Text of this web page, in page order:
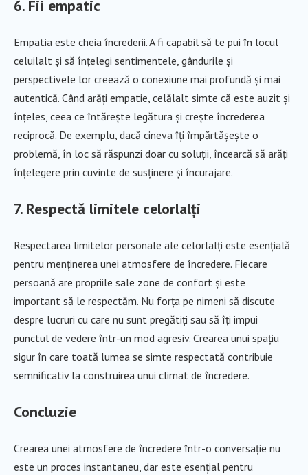
6. Fii empatic
Empatia este cheia încrederii. A fi capabil să te pui în locul
celuilalt și să înțelegi sentimentele, gândurile și
perspectivele lor creează o conexiune mai profundă și mai
autentică. Când arăți empatie, celălalt simte că este auzit și
înțeles, ceea ce întărește legătura și crește încrederea
reciprocă. De exemplu, dacă cineva îți împărtășește o
problemă, în loc să răspunzi doar cu soluții, încearcă să arăți
înțelegere prin cuvinte de susținere și încurajare.
7. Respectă limitele celorlalți
Respectarea limitelor personale ale celorlalți este esențială
pentru menținerea unei atmosfere de încredere. Fiecare
persoană are propriile sale zone de confort și este
important să le respectăm. Nu forța pe nimeni să discute
despre lucruri cu care nu sunt pregătiți sau să îți impui
punctul de vedere într-un mod agresiv. Crearea unui spațiu
sigur în care toată lumea se simte respectată contribuie
semnificativ la construirea unui climat de încredere.
Concluzie
Crearea unei atmosfere de încredere într-o conversație nu
este un proces instantaneu, dar este esențial pentru